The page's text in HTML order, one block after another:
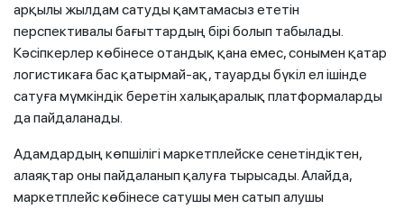
арқылы жылдам сатуды қамтамасыз ететін
перспективалы бағыттардың бірі болып табылады.
Кәсіпкерлер көбінесе отандық қана емес, сонымен қатар
логистикаға бас қатырмай-ақ, тауарды бүкіл ел ішінде
сатуға мүмкіндік беретін халықаралық платформаларды
да пайдаланады.
Адамдардың көпшілігі маркетплейске сенетіндіктен,
алаяқтар оны пайдаланып қалуға тырысады. Алайда,
маркетплейс көбінесе сатушы мен сатып алушы